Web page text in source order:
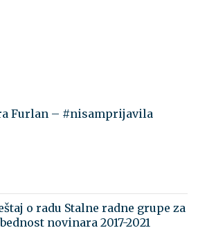
Furlan – #nisamprijavila
o radu Stalne radne grupe za
novinara 2017-2021